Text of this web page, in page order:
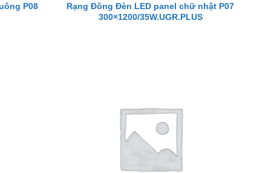
P08
Rạng Đông Đèn LED panel chữ nhật P07
300×1200/35W.UGR.PLUS